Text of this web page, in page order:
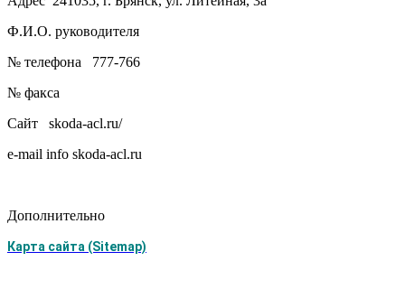
Ф.И.О. руководителя
№ телефона 777-766
№ факса
Сайт skoda-acl.ru/
e-mail info skoda-acl.ru
Дополнительно
Карта сайта (Sitemap)